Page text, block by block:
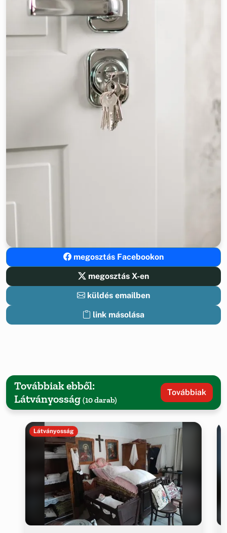
megosztás Facebookon
megosztás X-en
küldés emailben
link másolása
Továbbiak ebből:
Látványosság (10 darab)
Továbbiak
Látványosság